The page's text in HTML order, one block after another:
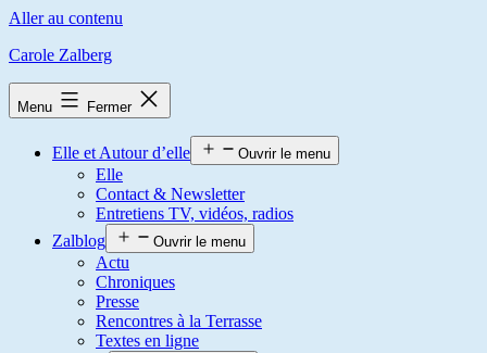
Aller au contenu
Carole Zalberg
Menu Fermer
Elle et Autour d’elle Ouvrir le menu
Elle
Contact & Newsletter
Entretiens TV, vidéos, radios
Zalblog
Ouvrir le menu
Actu
Chroniques
Presse
Rencontres à la Terrasse
Textes en ligne